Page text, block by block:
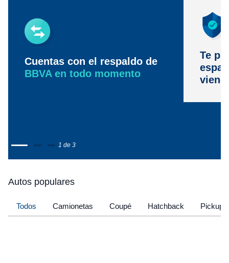
Cuentas con el respaldo de
BBVA en todo momento
Te
1 de 3
Autos populares
Todos Camionetas Coupé Hatchback Pickup